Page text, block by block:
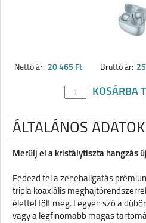
Nettó ár: 20 465 Ft Bruttó ár:
KOSÁRBA
ÁLTALÁNOS ADATOK
Merülj el a kristálytiszta hangzás
Fedezd fel a zenehallgatás
tripla koaxiális
élettel tölt meg. Legyen szó a
vagy a legfinomabb magas